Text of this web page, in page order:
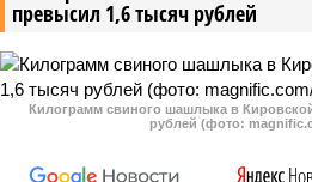
превысил 1,6 тысяч рублей
Килограмм свиного шашлыка в
рублей (фото: